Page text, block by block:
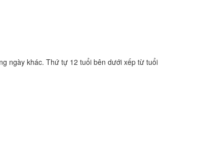
ngày khác. Thứ tự 12 tuổi bên dưới xếp từ tuổi